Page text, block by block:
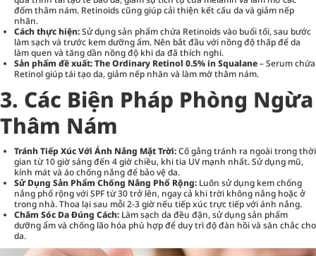
đốm thâm nám. Retinoids cũng giúp cải thiện kết cấu da và giảm nếp
nhăn.
Cách thực hiện:Sử dụng sản phẩm chứa Retinoids vào buổi tối, sau bước
làm sạch và trước kem dưỡng ẩm. Nên bắt đầu với nồng độ thấp để da
làm quen và tăng dần nồng độ khi da đã thích nghi.
Sản phẩm đề xuất:The Ordinary Retinol 0.5% in Squalane– Serum chứa
Retinol giúp tái tạo da, giảm nếp nhăn và làm mờ thâm nám.
3. Các Biện Pháp Phòng Ngừa
Thâm Nám
Tránh Tiếp Xúc Với Ánh Nắng Mặt Trời:Cố gắng tránh ra ngoài trong thời
gian từ 10 giờ sáng đến 4 giờ chiều, khi tia UV mạnh nhất. Sử dụng mũ,
kính mát và áo chống nắng để bảo vệ da.
Sử Dụng Sản Phẩm Chống Nắng Phổ Rộng: Luôn sử dụng kem chống
nắng phổ rộng với SPF từ 30 trở lên, ngay cả khi trời không nắng hoặc ở
trong nhà. Thoa lại sau mỗi 2-3 giờ nếu tiếp xúc trực tiếp với ánh nắng.
Chăm Sóc Da Đúng Cách: Làm sạch da đều đặn, sử dụng sản phẩm
dưỡng ẩm và chống lão hóa phù hợp để duy trì độ đàn hồi và săn chắc cho
da.